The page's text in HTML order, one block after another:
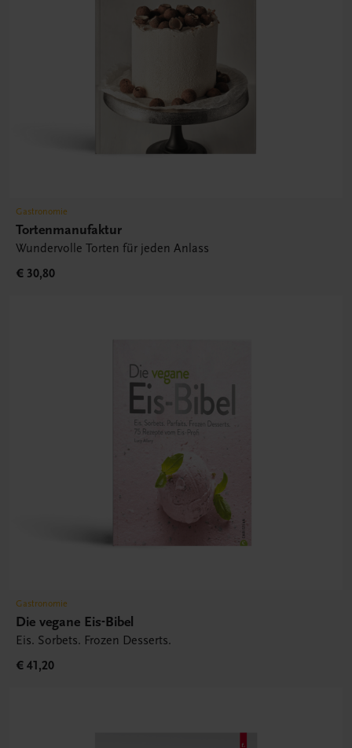
Gastronomie
Tortenmanufaktur
Wundervolle Torten für jeden Anlass
€ 30,80
Gastronomie
Die vegane Eis-Bibel
Eis. Sorbets. Frozen Desserts.
€ 41,20